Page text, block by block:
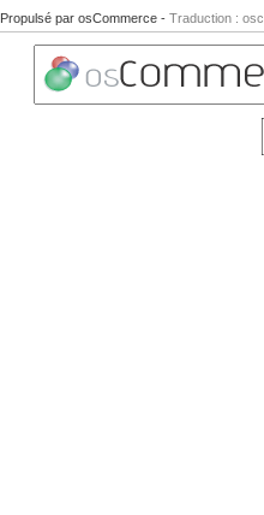
Propulsé par osCommerce - Traduction :